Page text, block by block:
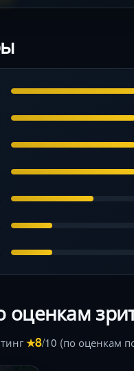
★8/10 (по оценкам